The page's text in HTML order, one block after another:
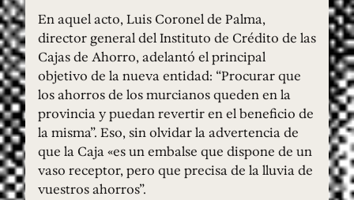
En aquel acto, Luis Coronel de Palma,
director general del Instituto de Crédito de las
Cajas de Ahorro, adelantó el principal
objetivo de la nueva entidad: “Procurar que
los ahorros de los murcianos queden en la
provincia y puedan revertir en el beneficio de
la misma”. Eso, sin olvidar la advertencia de
que la Caja «es un embalse que dispone de un
vaso receptor, pero que precisa de la lluvia de
vuestros ahorros”.